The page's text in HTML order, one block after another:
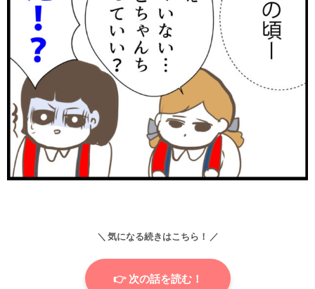
＼ 気になる続きはこちら！ ／
👉 次の話を読む！